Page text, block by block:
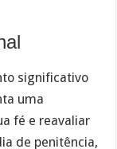
significativo
uma
fé e reavaliar
de penitência,